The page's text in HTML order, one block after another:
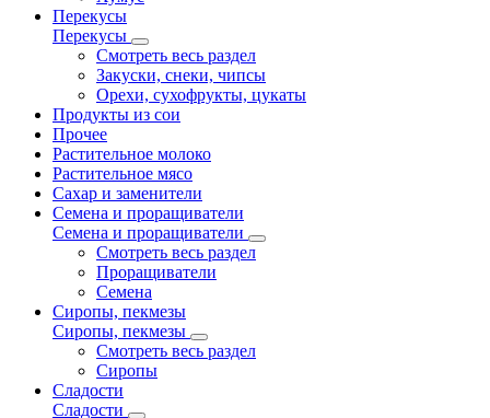
Перекусы
Перекусы
Смотреть весь раздел
Закуски, снеки, чипсы
Орехи, сухофрукты, цукаты
Продукты из сои
Прочее
Растительное молоко
Растительное мясо
Сахар и заменители
Семена и проращиватели
Семена и проращиватели
Смотреть весь раздел
Проращиватели
Семена
Сиропы, пекмезы
Сиропы, пекмезы
Смотреть весь раздел
Сиропы
Сладости
Сладости